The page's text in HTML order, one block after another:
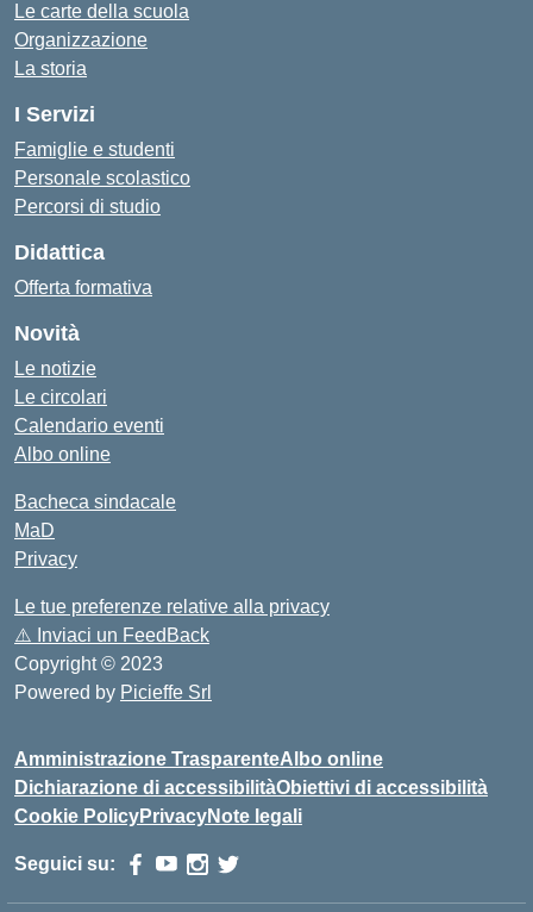
Le carte della scuola
Organizzazione
La storia
I Servizi
Famiglie e studenti
Personale scolastico
Percorsi di studio
Didattica
Offerta formativa
Novità
Le notizie
Le circolari
Calendario eventi
Albo online
Bacheca sindacale
MaD
Privacy
Le tue preferenze relative alla privacy
⚠️ Inviaci un FeedBack
Copyright © 2023
Powered by Picieffe Srl
Amministrazione TrasparenteAlbo online
Dichiarazione di accessibilitàObiettivi di accessibilità
Cookie PolicyPrivacyNote legali
Seguici su: